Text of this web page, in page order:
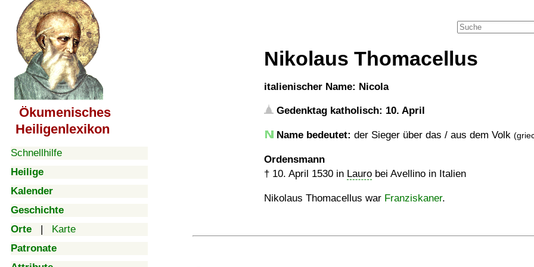
Ökumenisches
Heiligenlexikon
Schnellhilfe
Heilige
Kalender
Geschichte
Orte | Karte
Patronate
Nikolaus Thomacellus
italienischer Name: Nicola
Gedenktag katholisch: 10. April
Name bedeutet: der Sieger über das / aus dem Volk
Ordensmann
† 10. April 1530 in Lauro bei Avellino in Italien
Nikolaus Thomacellus war Franziskaner.